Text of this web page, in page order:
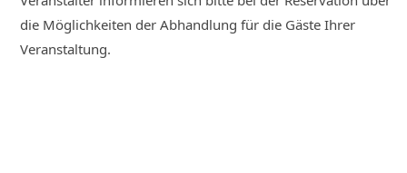
die Möglichkeiten der Abhandlung für die Gäste Ihrer
Veranstaltung.